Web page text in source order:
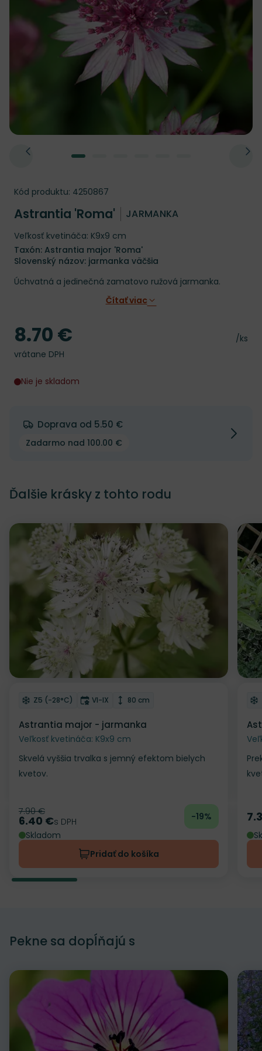
Kód produktu: 4250867
Astrantia 'Roma' JARMANKA
Veľkosť kvetináča: K9x9 cm
Taxón: Astrantia major 'Roma'
Slovenský názov: jarmanka väčšia
Úchvatná a jedinečná zamatovo ružová jarmanka.
Čítať viac
Cena
/ks
Cena
8.70 €
vrátane DPH
Nie je skladom
Doprava od 5.50 €
Zadarmo nad 100.00 €
Ďalšie krásky z tohto rodu
Odober do zoznamu želaní
Mrazuvzdornosť
Z5 (-28°C) Doba kvitnutia
VI-IX Výška rastliny
80 cm
Astrantia major - jarmanka
Veľkosť kvetináča: K9x9 cm
Skvelá vyššia trvalka s jemný efektom bielych
kvetov.
Pôvodná cena
7.90 €
Cena
6.40 €s DPH
-19%
Skladom
Pridať do košíka
Pekne sa dopĺňajú s